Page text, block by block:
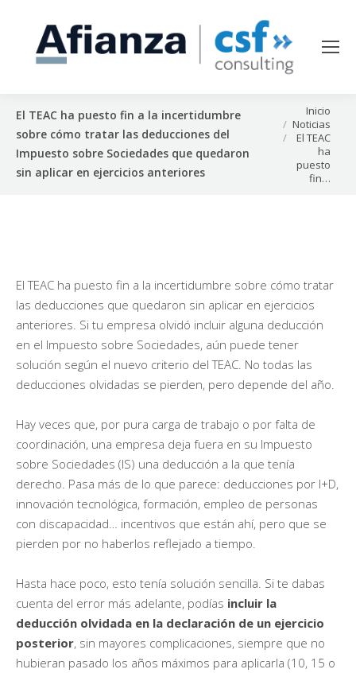
El TEAC ha puesto fin a la incertidumbre
sobre cómo tratar las deducciones del
Impuesto sobre Sociedades que quedaron
sin aplicar en ejercicios anteriores
Estás aquí:
Inicio
Noticias
El TEAC
ha
puesto
fin…
El TEAC ha puesto fin a la incertidumbre sobre cómo tratar
las deducciones que quedaron sin aplicar en ejercicios
anteriores. Si tu empresa olvidó incluir alguna deducción
en el Impuesto sobre Sociedades, aún puede tener
solución según el nuevo criterio del TEAC. No todas las
deducciones olvidadas se pierden, pero depende del año.
Hay veces que, por pura carga de trabajo o por falta de
coordinación, una empresa deja fuera en su Impuesto
sobre Sociedades (IS) una deducción a la que tenía
derecho. Pasa más de lo que parece: deducciones por I+D,
innovación tecnológica, formación, empleo de personas
con discapacidad… incentivos que están ahí, pero que se
pierden por no haberlos reflejado a tiempo.
Hasta hace poco, esto tenía solución sencilla. Si te dabas
cuenta del error más adelante, podías incluir la
deducción olvidada en la declaración de un ejercicio
posterior, sin mayores complicaciones, siempre que no
hubieran pasado los años máximos para aplicarla (10, 15 o